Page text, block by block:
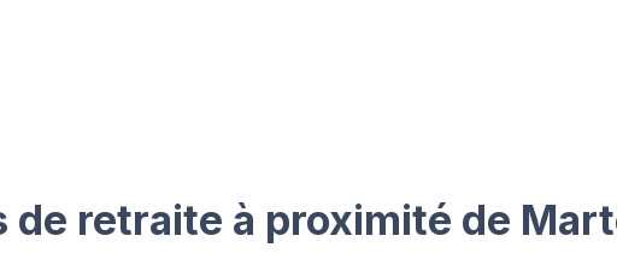
de retraite à proximité de